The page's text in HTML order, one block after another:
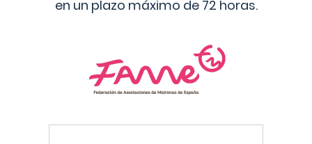
en un plazo máximo de 72 horas.